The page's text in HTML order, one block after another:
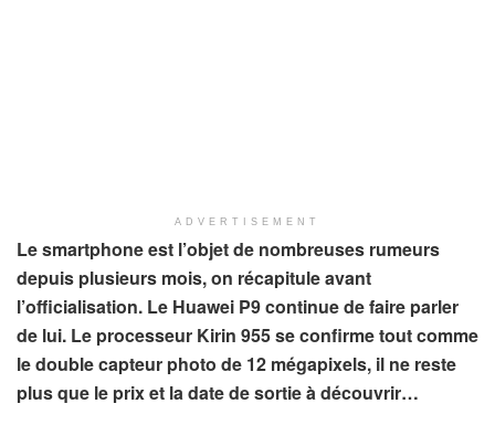
ADVERTISEMENT
Le smartphone est l’objet de nombreuses rumeurs
depuis plusieurs mois, on récapitule avant
l’officialisation. Le Huawei P9 continue de faire parler
de lui. Le processeur Kirin 955 se confirme tout comme
le double capteur photo de 12 mégapixels, il ne reste
plus que le prix et la date de sortie à découvrir…